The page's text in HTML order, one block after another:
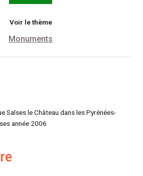
Voir le thème
Monuments
Salses le Château dans les Pyrénées-
année 2006